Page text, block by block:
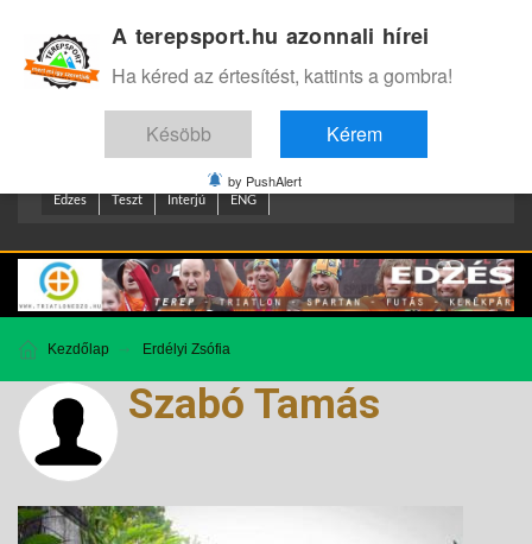
Edzes Teszt Interjú ENG
Kezdőlap Erdélyi Zsófia
Szabó Tamás
A terepsport.hu azonnali hírei
Ha kéred az értesítést, kattints a gombra!
Késöbb Kérem
by PushAlert